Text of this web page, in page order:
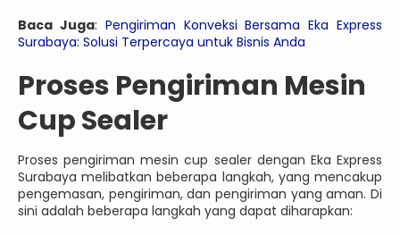
Baca Juga: Pengiriman Konveksi Bersama Eka Express
Surabaya: Solusi Terpercaya untuk Bisnis Anda
Proses Pengiriman Mesin
Cup Sealer
Proses pengiriman mesin cup sealer dengan Eka Express
Surabaya melibatkan beberapa langkah, yang mencakup
pengemasan, pengiriman, dan pengiriman yang aman. Di
sini adalah beberapa langkah yang dapat diharapkan: